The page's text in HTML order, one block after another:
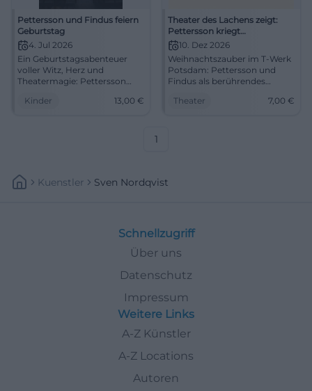
Pettersson und Findus feiern
Geburtstag
4. Jul 2026
Ein Geburtstagsabenteuer
voller Witz, Herz und
Theatermagie: Pettersson
mit Kindern ab 4 Jahren. Jetzt
Kinder 13,00 €
Theater des Lachens zeigt:
Pettersson kriegt
Weihnachtsbesuch
10. Dez 2026
Weihnachtszauber im T-Werk
Potsdam: Pettersson und
Findus als berührendes
50 Minuten voller Witz und
Theater 7,00 €
1
Kuenstler Sven Nordqvist
Schnellzugriff
Über uns
Datenschutz
Impressum
Weitere Links
A-Z Künstler
A-Z Locations
Autoren